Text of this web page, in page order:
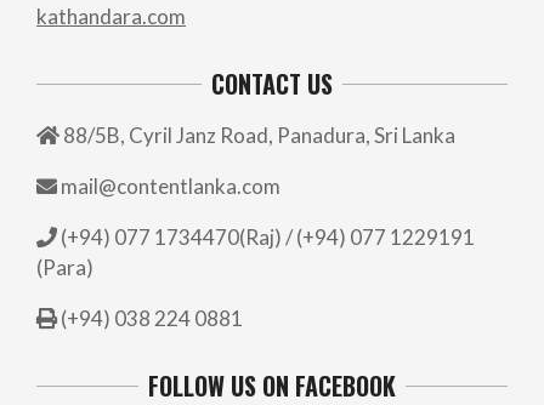
kathandara.com
CONTACT US
88/5B, Cyril Janz Road, Panadura, Sri Lanka
mail@contentlanka.com
(+94) 077 1734470(Raj) / (+94) 077 1229191
(Para)
(+94) 038 224 0881
FOLLOW US ON FACEBOOK